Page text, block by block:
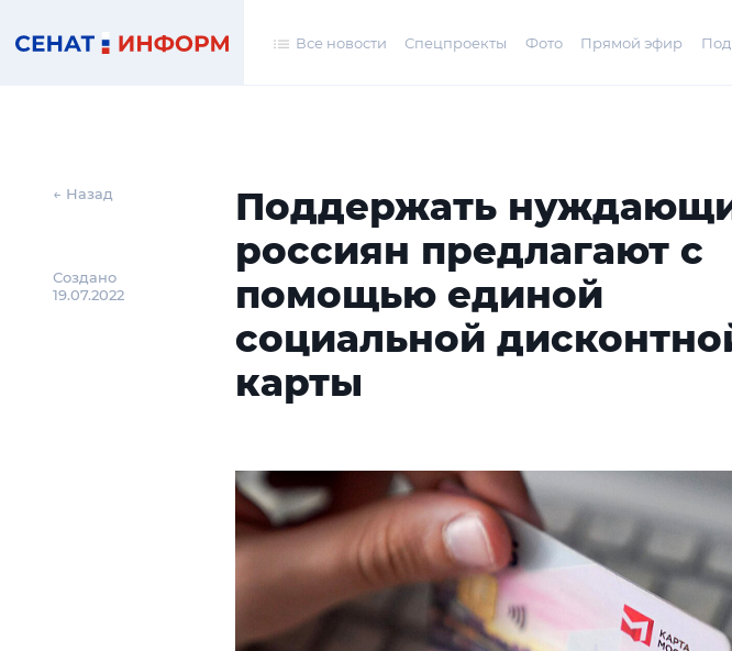
Все новости Спецпроекты Фото Прямой эфир
← Назад
Создано
19.07.2022
Поддержать
россиян предлагают с
помощью единой
социальной
карты